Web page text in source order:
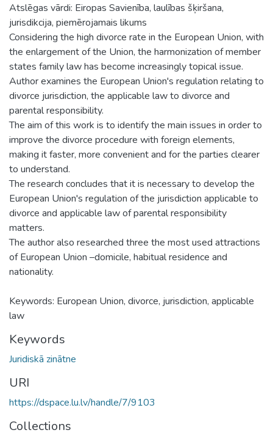
Atslēgas vārdi: Eiropas Savienība, laulības šķiršana,
jurisdikcija, piemērojamais likums
Considering the high divorce rate in the European Union, with
the enlargement of the Union, the harmonization of member
states family law has become increasingly topical issue.
Author examines the European Union's regulation relating to
divorce jurisdiction, the applicable law to divorce and
parental responsibility.
The aim of this work is to identify the main issues in order to
improve the divorce procedure with foreign elements,
making it faster, more convenient and for the parties clearer
to understand.
The research concludes that it is necessary to develop the
European Union's regulation of the jurisdiction applicable to
divorce and applicable law of parental responsibility
matters.
The author also researched three the most used attractions
of European Union –domicile, habitual residence and
nationality.
Keywords: European Union, divorce, jurisdiction, applicable
law
Keywords
Juridiskā zinātne
URI
https://dspace.lu.lv/handle/7/9103
Collections